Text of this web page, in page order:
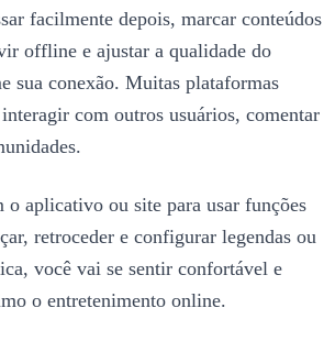
facilmente depois, marcar conteúdos
offline e ajustar a qualidade do
sua conexão. Muitas plataformas
com outros usuários, comentar
o aplicativo ou site para usar funções
retroceder e configurar legendas ou
você vai se sentir confortável e
o entretenimento online.